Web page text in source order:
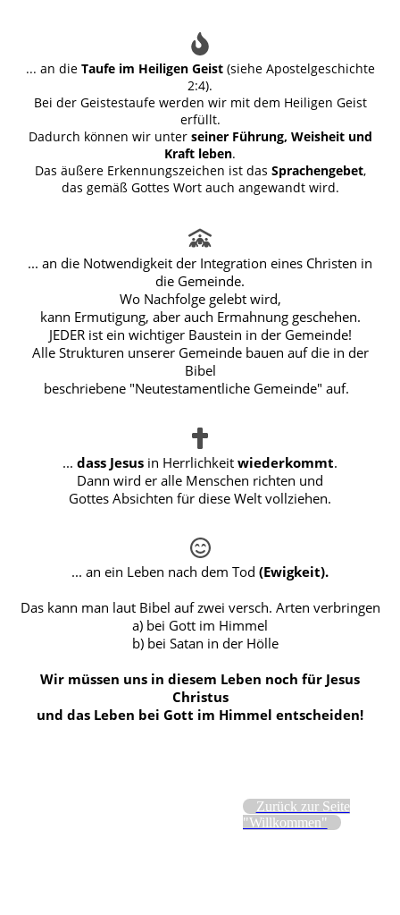
... an die Taufe im Heiligen Geist(siehe Apostelgeschichte
2:4).
Bei der Geistestaufe werden wir mit dem Heiligen Geist
erfüllt.
Dadurch können wir unter seiner Führung, Weisheit und
Kraft leben.
Das äußere Erkennungszeichen ist das Sprachengebet,
das gemäß Gottes Wort auch angewandt wird.
... an die Notwendigkeit der Integration eines Christen in
die Gemeinde.
Wo Nachfolge gelebt wird,
kann Ermutigung, aber auch Ermahnung geschehen.
JEDER ist ein wichtiger Baustein in der Gemeinde!
Alle Strukturen unserer Gemeinde bauen auf die in der
Bibel
beschriebene "Neutestamentliche Gemeinde" auf.
... dass Jesus in Herrlichkeit wiederkommt.
Dann wird er alle Menschen richten und
Gottes Absichten für diese Welt vollziehen.
... an ein Leben nach dem Tod (Ewigkeit).
Das kann man laut Bibel auf zwei versch. Arten verbringen
a) bei Gott im Himmel
b) bei Satan in der Hölle
Wir müssen uns in diesem Leben noch für Jesus
Christus
und das Leben bei Gott im Himmel entscheiden!
Zurück zur Seite
"Willkommen"